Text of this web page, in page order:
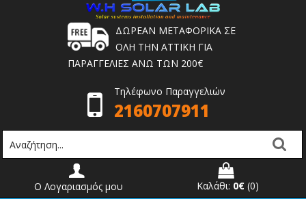
ΔΩΡΕΑΝ ΜΕΤΑΦΟΡΙΚΑ ΣΕ
ΟΛΗ ΤΗΝ ΑΤΤΙΚΗ ΓΙΑ
ΠΑΡΑΓΓΕΛΙΕΣ ΑΝΩ ΤΩΝ 200€
Τηλέφωνο Παραγγελιών
2160707911
Ο Λογαριασμός μου Καλάθι: 0€ (0)